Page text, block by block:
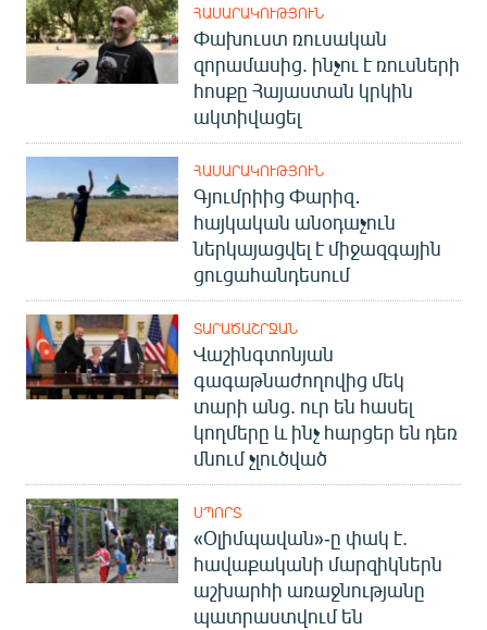
ՀԱՍԱՐԱԿՈՒԹՅՈՒՆ
Փախուստ ռուսական
զորամասից. ինչու է ռուսների
հոսքը Հայաստան կրկին
ակտիվացել
ՀԱՍԱՐԱԿՈՒԹՅՈՒՆ
Գյումրիից Փարիզ․
հայկական անօդաչուն
ներկայացվել է միջազգային
ցուցահանդեսում
ՏԱՐԱԾԱՇՐՋԱՆ
Վաշինգտոնյան
գագաթնաժողովից մեկ
տարի անց. ուր են հասել
կողմերը և ինչ հարցեր են դեռ
մնում չլուծված
ՍՊՈՐՏ
«Օլիմպավան»-ը փակ է.
հավաքականի մարզիկներն
աշխարհի առաջնությանը
պատրաստվում են